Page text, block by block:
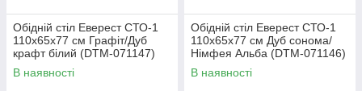
Обідній стіл Еверест СТО-1
110х65х77 см Графіт/Дуб
крафт білий (DTM-071147)
В наявності
Обідній стіл Еверест СТО-1
110х65х77 см Дуб сонома/
Німфея Альба (DTM-071146)
В наявності